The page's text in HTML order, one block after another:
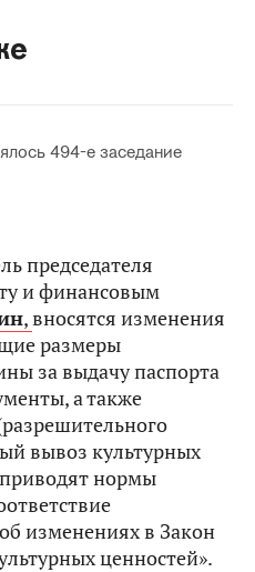
494-е заседание
председателя
и финансовым
,вносятся изменения
размеры
за выдачу паспорта
а также
вывоз культурных
нормы
изменениях в Закон
ценностей».